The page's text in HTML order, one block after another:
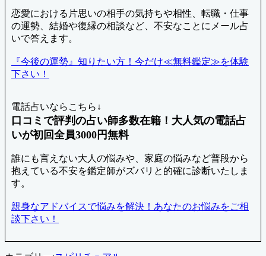
恋愛における片思いの相手の気持ちや相性、転職・仕事
の運勢、結婚や復縁の相談など、不安なことにメール占
いで答えます。
『今後の運勢』知りたい方！今だけ≪無料鑑定≫を体験
下さい！
電話占いならこちら↓
口コミで評判の占い師多数在籍！大人気の電話占
いが初回全員3000円無料
誰にも言えない大人の悩みや、家庭の悩みなど普段から
抱えている不安を鑑定師がズバリと的確に診断いたしま
す。
親身なアドバイスで悩みを解決！あなたのお悩みをご相
談下さい！